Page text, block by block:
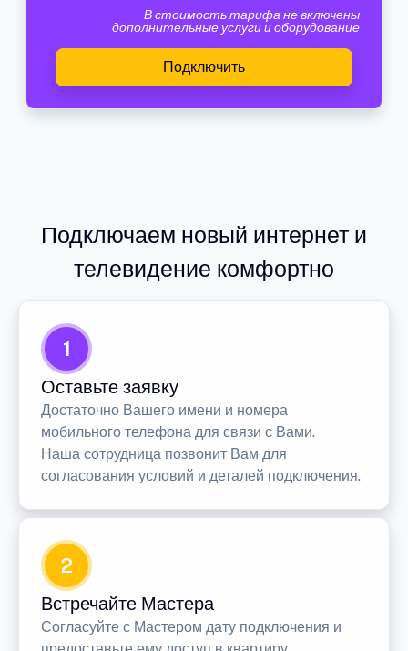
В стоимость тарифа не включены
дополнительные услуги и оборудование
Подключить
Подключаем новый интернет и
телевидение комфортно
1
Оставьте заявку
Достаточно Вашего имени и номера
мобильного телефона для связи с Вами.
Наша сотрудница позвонит Вам для
согласования условий и деталей подключения.
2
Встречайте Мастера
Согласуйте с Мастером дату подключения и